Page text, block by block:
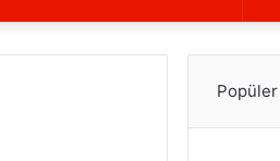
Popüler